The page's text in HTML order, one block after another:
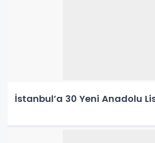
İstanbul’a 30 Yeni Anadolu